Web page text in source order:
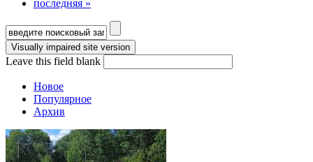
последняя »
Форма поиска
Leave this field blank
Новое
Популярное
Архив